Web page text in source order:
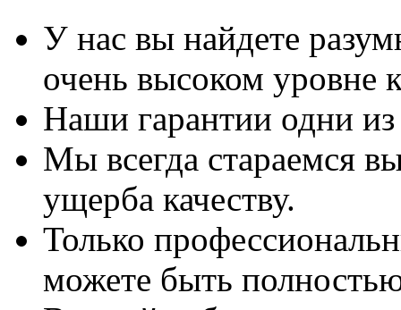
У нас вы найдете
очень высоком уровне
Наши гарантии одни
Мы всегда стараемся
ущерба качеству.
Только
можете быть